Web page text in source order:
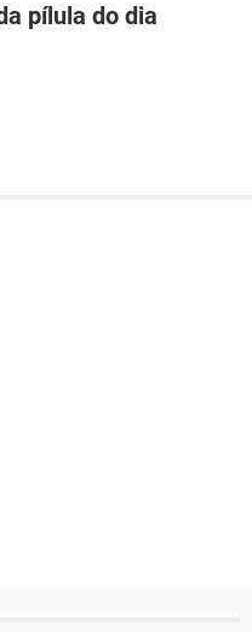
pílula do dia